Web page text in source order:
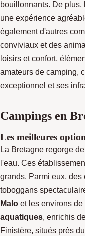
bouillonnants. De plus,
une expérience
également d'autres
conviviaux et des
loisirs et confort,
amateurs de camping,
exceptionnel et ses
Campings en
Les meilleures
La Bretagne regorge de
l'eau. Ces
grands. Parmi eux, des
toboggans
Malo et les environs de
aquatiques, enrichis
Finistère, situés près